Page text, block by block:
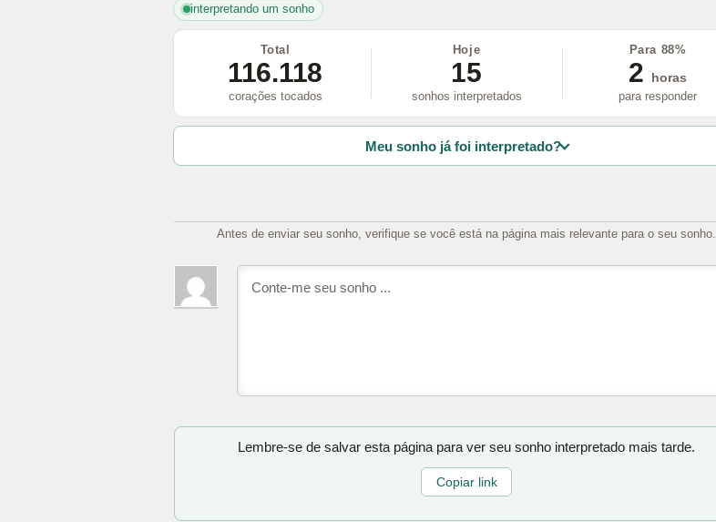
interpretando um sonho
Total
116.118
corações tocados
Hoje
15
sonhos interpretados
Para 88%
2
horas
para responder
Meu sonho já foi interpretado?
Antes de enviar seu sonho, verifique se você está na página mais relevante para o seu sonho.
Lembre-se de salvar esta página para ver seu sonho interpretado mais tarde.
Copiar link